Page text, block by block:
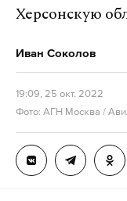
Херсонскую
Иван Соколов
19:09, 25 окт. 2022
Фото: АГН Москва /